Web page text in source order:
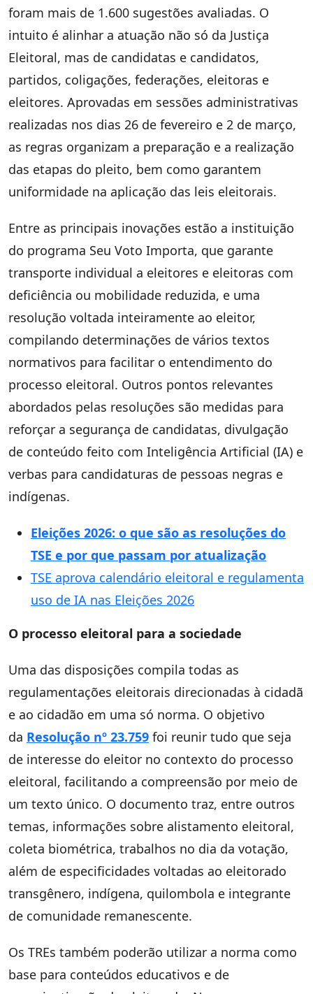
foram mais de 1.600 sugestões avaliadas. O
intuito é alinhar a atuação não só da Justiça
Eleitoral, mas de candidatas e candidatos,
partidos, coligações, federações, eleitoras e
eleitores. Aprovadas em sessões administrativas
realizadas nos dias 26 de fevereiro e 2 de março,
as regras organizam a preparação e a realização
das etapas do pleito, bem como garantem
uniformidade na aplicação das leis eleitorais.
Entre as principais inovações estão a instituição
do programa Seu Voto Importa, que garante
transporte individual a eleitores e eleitoras com
deficiência ou mobilidade reduzida, e uma
resolução voltada inteiramente ao eleitor,
compilando determinações de vários textos
normativos para facilitar o entendimento do
processo eleitoral. Outros pontos relevantes
abordados pelas resoluções são medidas para
reforçar a segurança de candidatas, divulgação
de conteúdo feito com Inteligência Artificial (IA) e
verbas para candidaturas de pessoas negras e
indígenas.
Eleições 2026: o que são as resoluções do
TSE e por que passam por atualização
TSE aprova calendário eleitoral e regulamenta
uso de IA nas Eleições 2026
O processo eleitoral para a sociedade
Uma das disposições compila todas as
regulamentações eleitorais direcionadas à cidadã
e ao cidadão em uma só norma. O objetivo
da Resolução nº 23.759 foi reunir tudo que seja
de interesse do eleitor no contexto do processo
eleitoral, facilitando a compreensão por meio de
um texto único. O documento traz, entre outros
temas, informações sobre alistamento eleitoral,
coleta biométrica, trabalhos no dia da votação,
além de especificidades voltadas ao eleitorado
transgênero, indígena, quilombola e integrante
de comunidade remanescente.
Os TREs também poderão utilizar a norma como
base para conteúdos educativos e de